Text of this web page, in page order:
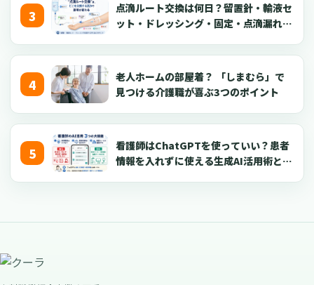
点滴ルート交換は何日？留置針・輸液セ
ット・ドレッシング・固定・点滴漏れ対
老人ホームの部屋着？ 「しまむら」で
見つける介護職が喜ぶ3つのポイント
看護師はChatGPTを使っていい？患者
情報を入れずに使える生成AI活用術とプ